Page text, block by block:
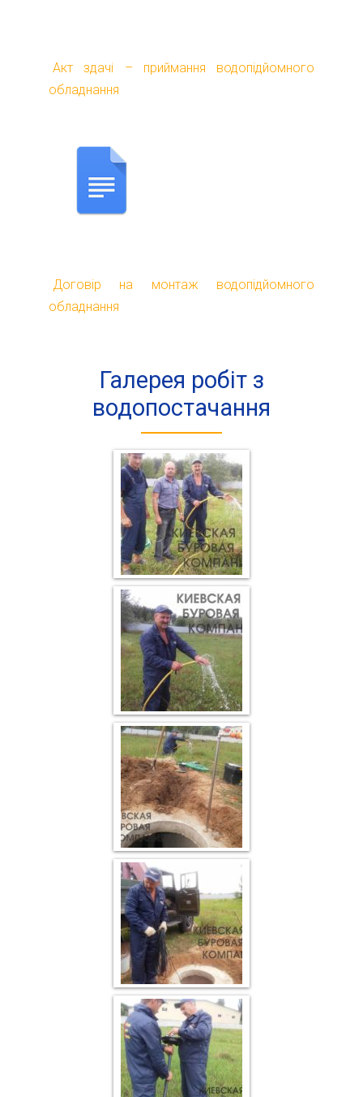
Акт здачі – приймання водопідйомного
обладнання
Договір на монтаж водопідйомного
обладнання
Галерея робіт з
водопостачання